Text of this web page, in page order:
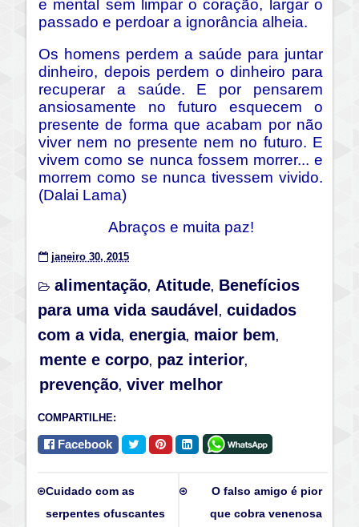
e mental sem limpar o coração, largar o
passado e perdoar a ignorância alheia.
Os homens perdem a saúde para juntar
dinheiro, depois perdem o dinheiro para
recuperar a saúde. E por pensarem
ansiosamente no futuro esquecem o
presente de forma que acabam por não
viver nem no presente nem no futuro. E
vivem como se nunca fossem morrer... e
morrem como se nunca tivessem vivido.
(Dalai Lama)
Abraços e muita paz!
janeiro 30, 2015
alimentação, Atitude, Benefícios
para uma vida saudável , cuidados
com a vida, energia, maior bem,
mente e corpo, paz interior,
prevenção, viver melhor
COMPARTILHE:
Facebook
O falso amigo é pior
que cobra venenosa
Cuidado com as
serpentes ofuscantes